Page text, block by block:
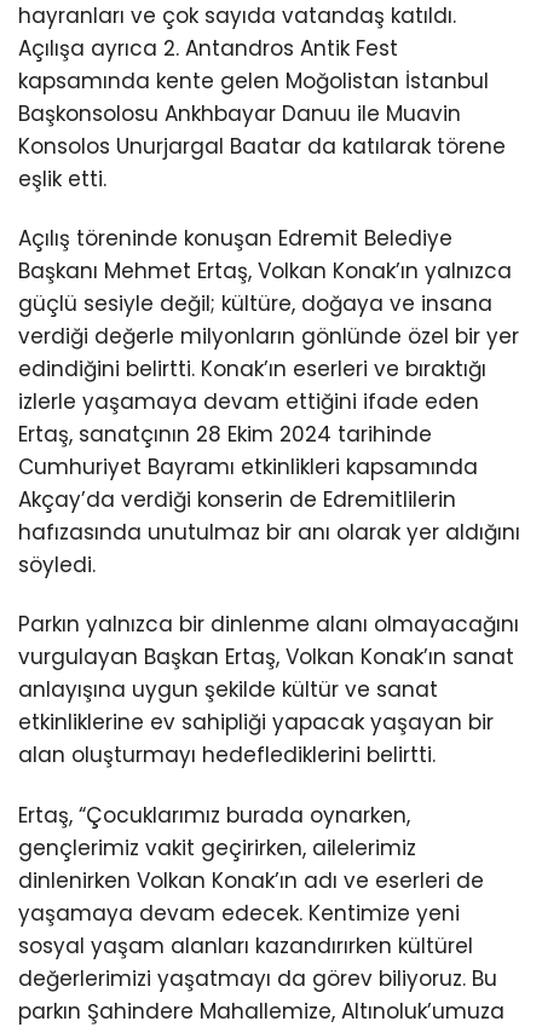
hayranları ve çok sayıda vatandaş katıldı.
Açılışa ayrıca 2. Antandros Antik Fest
kapsamında kente gelen Moğolistan İstanbul
Başkonsolosu Ankhbayar Danuu ile Muavin
Konsolos Unurjargal Baatar da katılarak törene
eşlik etti.
Açılış töreninde konuşan Edremit Belediye
Başkanı Mehmet Ertaş, Volkan Konak’ın yalnızca
güçlü sesiyle değil; kültüre, doğaya ve insana
verdiği değerle milyonların gönlünde özel bir yer
edindiğini belirtti. Konak’ın eserleri ve bıraktığı
izlerle yaşamaya devam ettiğini ifade eden
Ertaş, sanatçının 28 Ekim 2024 tarihinde
Cumhuriyet Bayramı etkinlikleri kapsamında
Akçay’da verdiği konserin de Edremitlilerin
hafızasında unutulmaz bir anı olarak yer aldığını
söyledi.
Parkın yalnızca bir dinlenme alanı olmayacağını
vurgulayan Başkan Ertaş, Volkan Konak’ın sanat
anlayışına uygun şekilde kültür ve sanat
etkinliklerine ev sahipliği yapacak yaşayan bir
alan oluşturmayı hedeflediklerini belirtti.
Ertaş, “Çocuklarımız burada oynarken,
gençlerimiz vakit geçirirken, ailelerimiz
dinlenirken Volkan Konak’ın adı ve eserleri de
yaşamaya devam edecek. Kentimize yeni
sosyal yaşam alanları kazandırırken kültürel
değerlerimizi yaşatmayı da görev biliyoruz. Bu
parkın Şahindere Mahallemize, Altınoluk’umuza